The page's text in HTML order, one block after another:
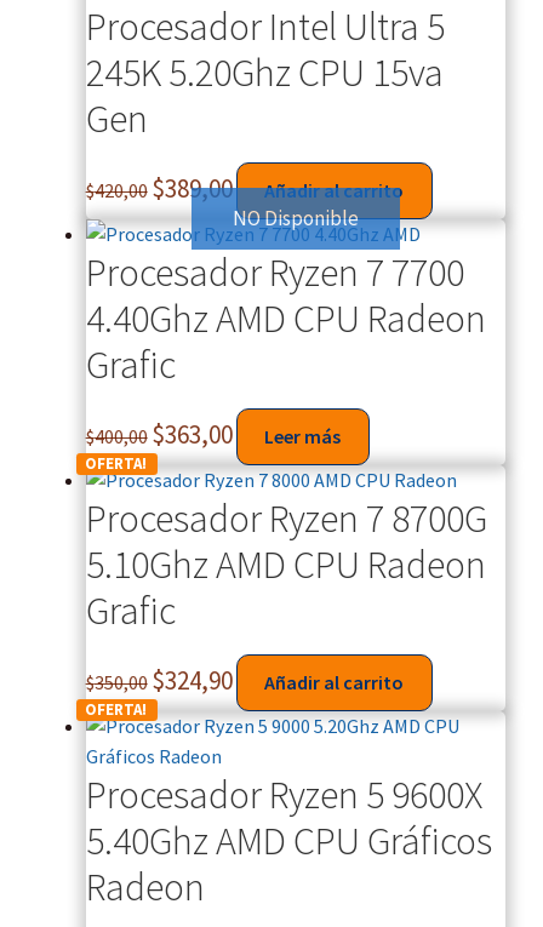
Procesador Intel Ultra 5
245K 5.20Ghz CPU 15va
Gen
$420,00 $389,00 Añadir al carrito
NO Disponible
Procesador Ryzen 7 7700
4.40Ghz AMD CPU Radeon
Grafic
$400,00 $363,00 Leer más
OFERTA!
Procesador Ryzen 7 8700G
5.10Ghz AMD CPU Radeon
Grafic
$350,00 $324,90 Añadir al carrito
OFERTA!
Procesador Ryzen 5 9600X
5.40Ghz AMD CPU Gráficos
Radeon